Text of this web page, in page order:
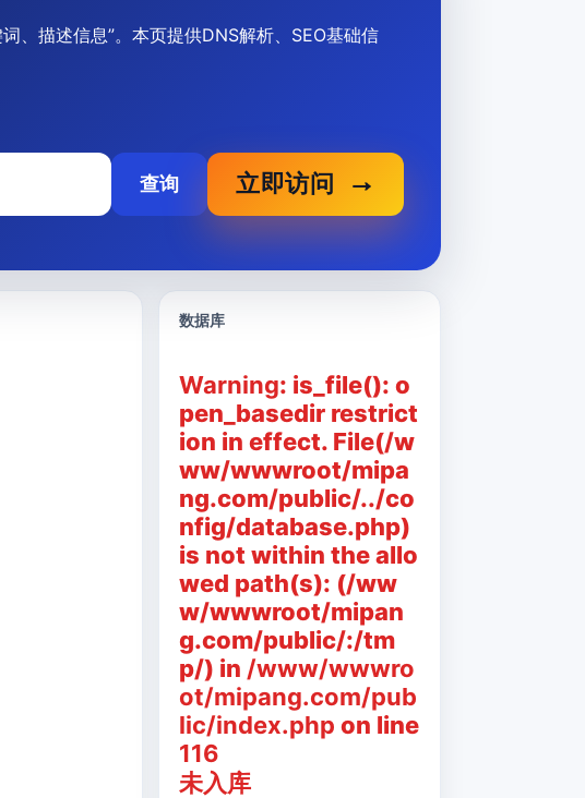
、描述信息”。本页提供DNS解析、SEO基础信
查询 立即访问
数据库
Warning: is_file(): o
pen_basedir restrict
ion in effect. File(/w
ww/wwwroot/mipa
ng.com/public/../co
nfig/database.php)
is not within the allo
wed path(s): (/ww
w/wwwroot/mipan
g.com/public/:/tm
p/) in /www/wwwro
ot/mipang.com/pub
lic/index.php on line
116
未入库